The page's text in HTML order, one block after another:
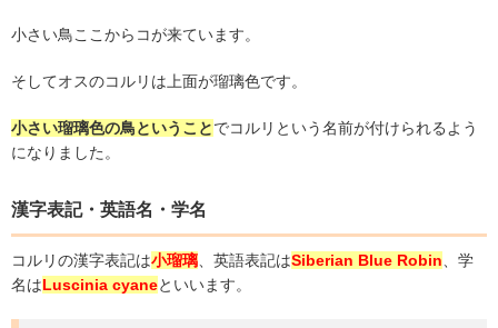
小さい鳥ここからコが来ています。
そしてオスのコルリは上面が瑠璃色です。
小さい瑠璃色の鳥ということでコルリという名前が付けられるよう
になりました。
漢字表記・英語名・学名
コルリの漢字表記は小瑠璃、英語表記はSiberian Blue Robin、学
名はLuscinia cyaneといいます。